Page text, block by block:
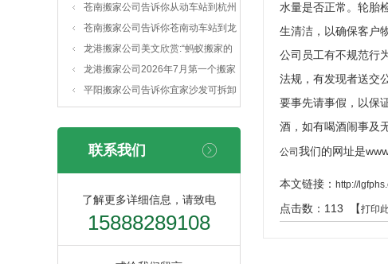
苍南搬家公司告诉你从动车站到杭州
长途怎么走
苍南搬家公司告诉你苍南动车站到龙
港的公交路线
龙港搬家公司美文欣赏:“蚂蚁搬家的
过程”
龙港搬家公司2026年7月第一个搬家
吉日:07月04日
平阳搬家公司告诉你宜家沙发可拆卸
搬运吗
联系我们
了解更多详细信息，请致电
15888289108
水量是否正常。轮胎
生清洁，以确保客户
公司员工有不规范行
法规，有发现者送交
要事先请事假，以保
酒，如有喝酒闹事及
公司 我们的网址是
本文链接： http://
点击数： 113 【打印